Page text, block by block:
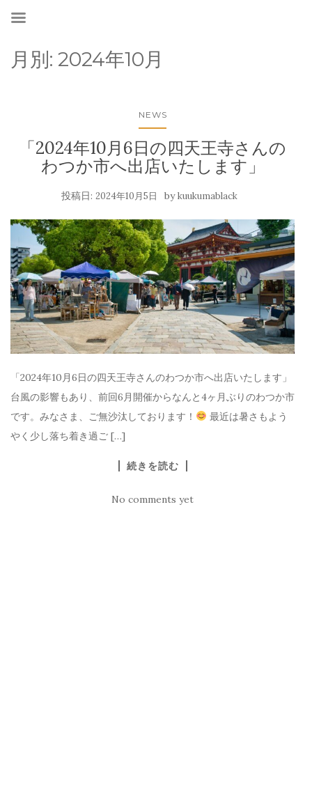
月別: 2024年10月
NEWS
「2024年10月6日の四天王寺さんの
わつか市へ出店いたします」
投稿日: 2024年10月5日 bykuukumablack
「2024年10月6日の四天王寺さんのわつか市へ出店いたします」
台風の影響もあり、前回6月開催からなんと4ヶ月ぶりのわつか市
です。みなさま、ご無沙汰しております！
最近は暑さもよう
やく少し落ち着き過ご […]
続きを読む
No comments yet